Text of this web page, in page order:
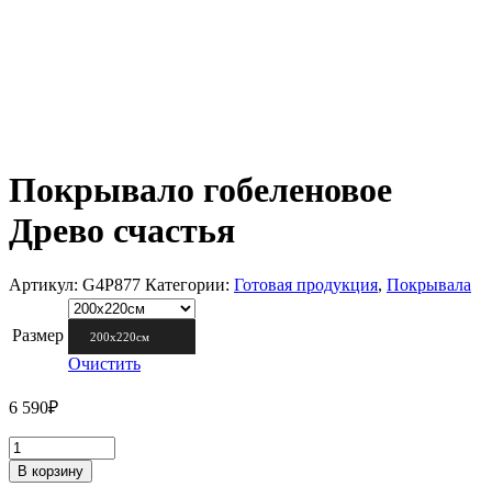
Покрывало гобеленовое
Древо счастья
Артикул: G4P877 Категории: Готовая продукция, Покрывала
Размер 200х220см
Очистить
6 590₽
В корзину